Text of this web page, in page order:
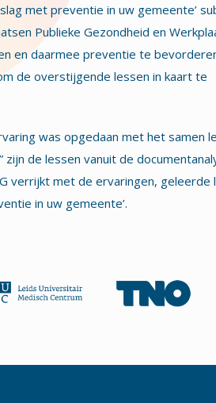
met preventie in uw gemeente’
Publieke Gezondheid en
en daarmee preventie te
de overstijgende lessen in kaart te
was opgedaan met het samen
de lessen vanuit de
verrijkt met de ervaringen, geleerde
in uw gemeente’.